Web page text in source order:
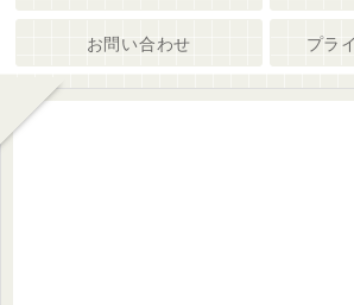
お問い合わせ プラ